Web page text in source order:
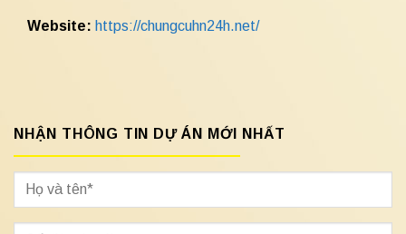
Website: https://chungcuhn24h.net/
NHẬN THÔNG TIN DỰ ÁN MỚI NHẤT